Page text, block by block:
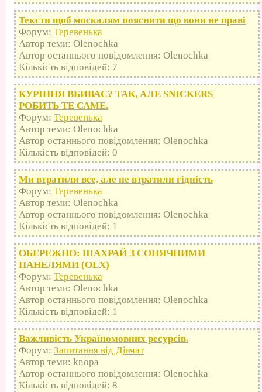
Тексти щоб москалям пояснити що вони не праві
Форум: Теревенька
Автор теми: Olenochka
Автор останнього повідомлення: Olenochka
Кількість відповідей: 7
КУРІННЯ ВБИВАЄ? ТАК, АЛЕ SNICKERS
РОБИТЬ ТЕ САМЕ.
Форум: Теревенька
Автор теми: Olenochka
Автор останнього повідомлення: Olenochka
Кількість відповідей: 0
Ми втратили все, але не втратили гідність
Форум: Теревенька
Автор теми: Olenochka
Автор останнього повідомлення: Olenochka
Кількість відповідей: 1
ОБЕРЕЖНО: ШАХРАЙ З СОНЯЧНИМИ
ПАНЕЛЯМИ (OLX)
Форум: Теревенька
Автор теми: Olenochka
Автор останнього повідомлення: Olenochka
Кількість відповідей: 1
Важливість Україномовних ресурсів.
Форум: Запитання від Дівчат
Автор теми: knopa
Автор останнього повідомлення: Olenochka
Кількість відповідей: 8